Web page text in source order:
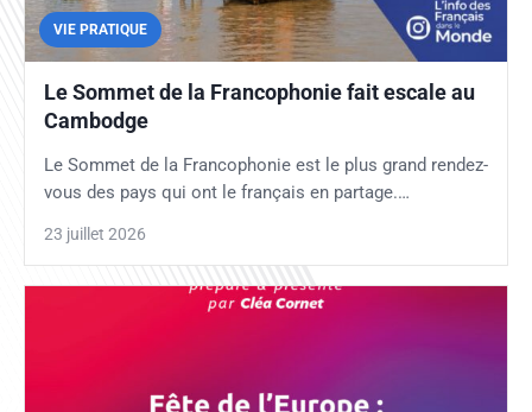
VIE PRATIQUE
Le Sommet de la Francophonie fait escale au
Cambodge
Le Sommet de la Francophonie est le plus grand rendez-
vous des pays qui ont le français en partage.…
23 juillet 2026